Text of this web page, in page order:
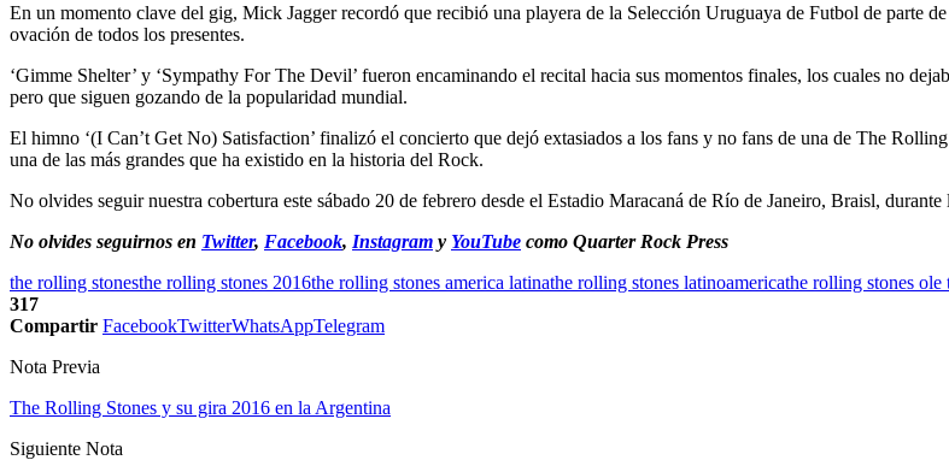
En un momento clave del gig, Mick Jagger recordó que recibió una playera de la Selección Uruguaya de Futbol de parte
ovación de todos los presentes.
‘Gimme Shelter’ y ‘Sympathy For The Devil’ fueron encaminando el recital hacia sus momentos finales, los cuales no
pero que siguen gozando de la popularidad mundial.
El himno ‘(I Can’t Get No) Satisfaction’ finalizó el concierto que dejó extasiados a los fans y no fans de una de The
una de las más grandes que ha existido en la historia del Rock.
No olvides seguir nuestra cobertura este sábado 20 de febrero desde el Estadio Maracaná de Río de Janeiro, Braisl,
No olvides seguirnos en Twitter, Facebook, Instagram y YouTube como Quarter Rock Press
the rolling stonesthe rolling stones 2016the rolling stones america latinathe rolling stones latinoamericathe rolling stones ole
317
Compartir FacebookTwitterWhatsAppTelegram
Nota Previa
The Rolling Stones y su gira 2016 en la Argentina
Siguiente Nota